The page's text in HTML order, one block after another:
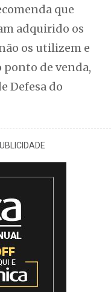
que
adquirido os
os utilizem e
de venda,
Defesa do